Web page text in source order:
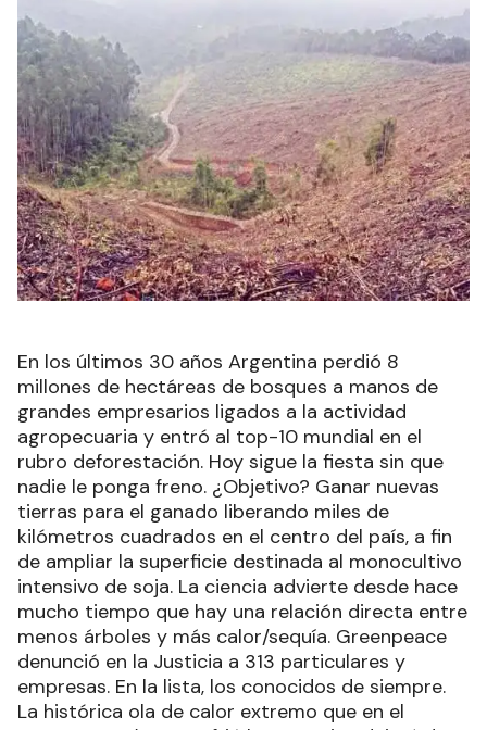
En los últimos 30 años Argentina perdió 8
millones de hectáreas de bosques a manos de
grandes empresarios ligados a la actividad
agropecuaria y entró al top-10 mundial en el
rubro deforestación. Hoy sigue la fiesta sin que
nadie le ponga freno. ¿Objetivo? Ganar nuevas
tierras para el ganado liberando miles de
kilómetros cuadrados en el centro del país, a fin
de ampliar la superficie destinada al monocultivo
intensivo de soja. La ciencia advierte desde hace
mucho tiempo que hay una relación directa entre
menos árboles y más calor/sequía. Greenpeace
denunció en la Justicia a 313 particulares y
empresas. En la lista, los conocidos de siempre.
La histórica ola de calor extremo que en el